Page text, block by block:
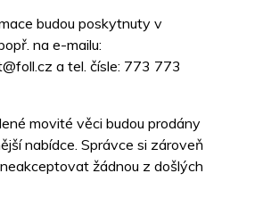
budou poskytnuty v
na e-mailu:
a tel. čísle: 773 773
movité věci budou prodány
nabídce. Správce si zároveň
žádnou z došlých